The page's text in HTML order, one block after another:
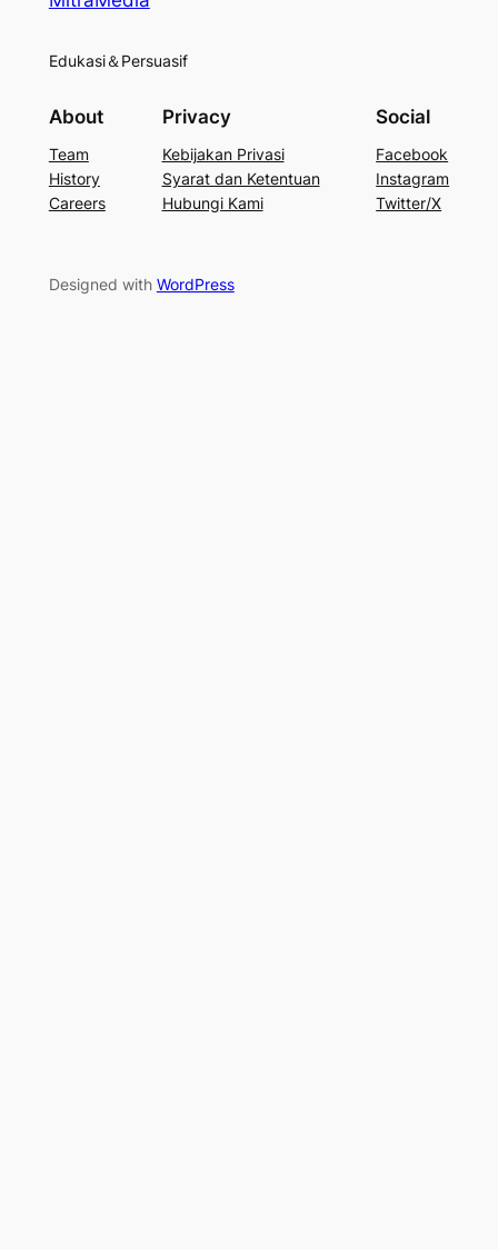
Edukasi＆Persuasif
About
Team
History
Careers
Privacy
Kebijakan Privasi
Syarat dan Ketentuan
Hubungi Kami
Social
Facebook
Instagram
Twitter/X
Designed with WordPress